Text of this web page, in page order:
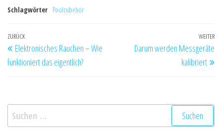
wissenschaftliche
Schlagwörter Poolzubehör
Beitragsnavigation
Vorheriger
Beitrag
ZURÜCK
Elektronisches Rauchen – Wie
funktioniert das eigentlich?
WEITER
Darum werden Messgeräte
kalibriert
Suchen
nach: